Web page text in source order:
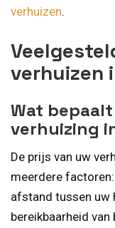
verhuizen.
verhuizen
Wat
verhuizing
De prijs van uw
meerdere
afstand tussen uw
bereikbaarheid